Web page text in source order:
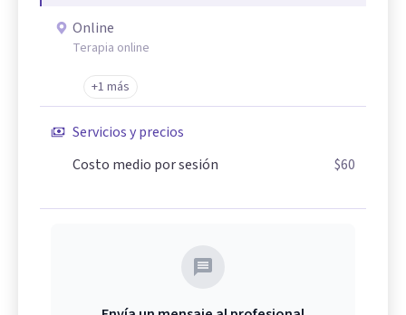
Online
Terapia online
+1 más
Servicios y precios
Costo medio por sesión
$60